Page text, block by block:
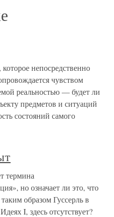
непосредственно
чувством
реальностью — будет ли
предметов и ситуаций
состояний самого
термина
но означает ли это, что
образом Гуссерль в
I, здесь отсутствует?